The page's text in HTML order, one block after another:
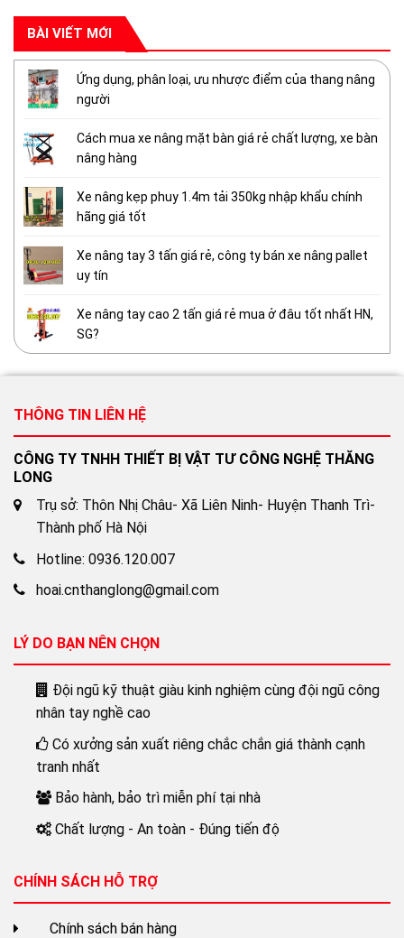
BÀI VIẾT MỚI
Ứng dụng, phân loại, ưu nhược điểm của thang nâng
người
Cách mua xe nâng mặt bàn giá rẻ chất lượng, xe bàn
nâng hàng
Xe nâng kẹp phuy 1.4m tải 350kg nhập khẩu chính
hãng giá tốt
Xe nâng tay 3 tấn giá rẻ, công ty bán xe nâng pallet
uy tín
Xe nâng tay cao 2 tấn giá rẻ mua ở đâu tốt nhất HN,
SG?
THÔNG TIN LIÊN HỆ
CÔNG TY TNHH THIẾT BỊ VẬT TƯ CÔNG NGHỆ THĂNG
LONG
Trụ sở: Thôn Nhị Châu- Xã Liên Ninh- Huyện Thanh Trì-
Thành phố Hà Nội
Hotline: 0936.120.007
hoai.cnthanglong@gmail.com
LÝ DO BẠN NÊN CHỌN
Đội ngũ kỹ thuật giàu kinh nghiệm cùng đội ngũ công
nhân tay nghề cao
Có xưởng sản xuất riêng chắc chắn giá thành cạnh
tranh nhất
Bảo hành, bảo trì miễn phí tại nhà
Chất lượng - An toàn - Đúng tiến độ
CHÍNH SÁCH HỖ TRỢ
Chính sách bán hàng